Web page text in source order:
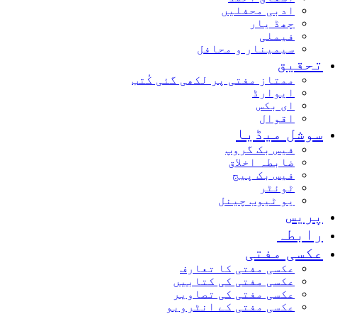
ادبی محفلیں
چھڈ یار
فیملی
سیمینار و محافل
تحقیق
ممتاز مفتی پر لکھی گئی کُتب
ایوارڈ
ای بکس
اقوال
سوشل میڈیا
فیس بک گروپ
ضابطہ اخلاق
فیس بک پیج
ٹوئٹر
یو ٹیوب چینل
پریس
رابطہ
عکسی مفتی
عکسی مفتی کا تعارف
عکسی مفتی کی کتابیں
عکسی مفتی کی تصاویر
عکسی مفتی کے انٹرویو